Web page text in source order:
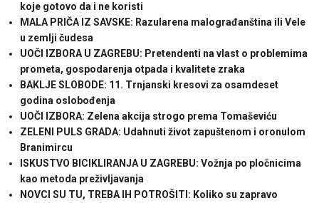
koje gotovo da i ne koristi
MALA PRIČA IZ SAVSKE: Razularena malograđanština ili Vele
u zemlji čudesa
UOČI IZBORA U ZAGREBU: Pretendenti na vlast o problemima
prometa, gospodarenja otpada i kvalitete zraka
BAKLJE SLOBODE: 11. Trnjanski kresovi za osamdeset
godina oslobođenja
UOČI IZBORA: Zelena akcija strogo prema Tomaševiću
ZELENI PULS GRADA: Udahnuti život zapuštenom i oronulom
Branimircu
ISKUSTVO BICIKLIRANJA U ZAGREBU: Vožnja po pločnicima
kao metoda preživljavanja
NOVCI SU TU, TREBA IH POTROŠITI: Koliko su zapravo